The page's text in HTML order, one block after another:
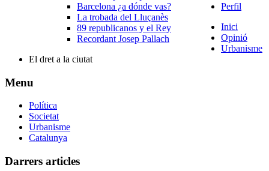
Barcelona ¿a dónde vas?
La trobada del Lluçanès
89 republicanos y el Rey
Recordant Josep Pallach
Perfil
Inici
Opinió
Urbanisme
El dret a la ciutat
Menu
Política
Societat
Urbanisme
Catalunya
Darrers articles